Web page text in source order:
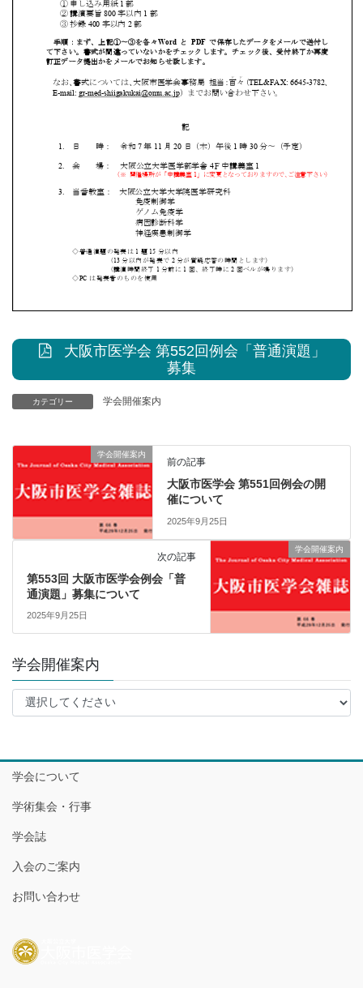
大阪市医学会 第552回例会「普通演題」
募集
カテゴリー 学会開催案内
学会開催案内
前の記事
大阪市医学会 第551回例会の開
催について
2025年9月25日
学会開催案内
次の記事
第553回 大阪市医学会例会「普
通演題」募集について
2025年9月25日
学会開催案内
学会について
学術集会・行事
学会誌
入会のご案内
お問い合わせ